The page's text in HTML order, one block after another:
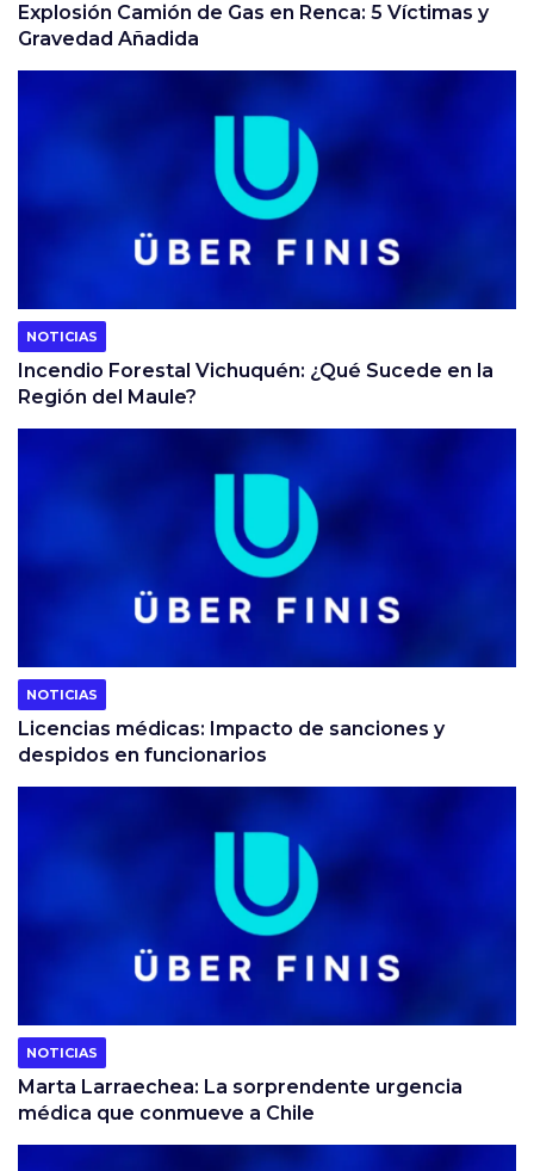
Explosión Camión de Gas en Renca: 5 Víctimas y
Gravedad Añadida
NOTICIAS
Incendio Forestal Vichuquén: ¿Qué Sucede en la
Región del Maule?
NOTICIAS
Licencias médicas: Impacto de sanciones y
despidos en funcionarios
NOTICIAS
Marta Larraechea: La sorprendente urgencia
médica que conmueve a Chile